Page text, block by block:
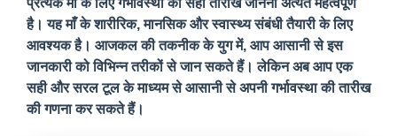
प्रत्येक माँ के लिए गर्भावस्था की सही तारीख जानना अत्यंत महत्वपूर्ण
है। यह माँ के शारीरिक, मानसिक और स्वास्थ्य संबंधी तैयारी के लिए
आवश्यक है। आजकल की तकनीक के युग में, आप आसानी से इस
जानकारी को विभिन्न तरीकों से जान सकते हैं। लेकिन अब आप एक
सही और सरल टूल के माध्यम से आसानी से अपनी गर्भावस्था की तारीख
की गणना कर सकते हैं।